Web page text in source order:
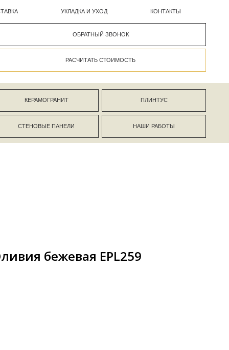
КОНТАКТЫ
УКЛАДКА И УХОД
НАШИ РАБОТЫ
ПЛИНТУС
бежевая EPL259